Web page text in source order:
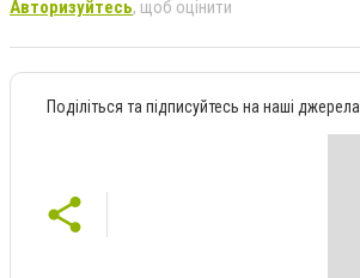
Авторизуйтесь, щоб оцінити
Поділіться та підписуйтесь на наші джерела